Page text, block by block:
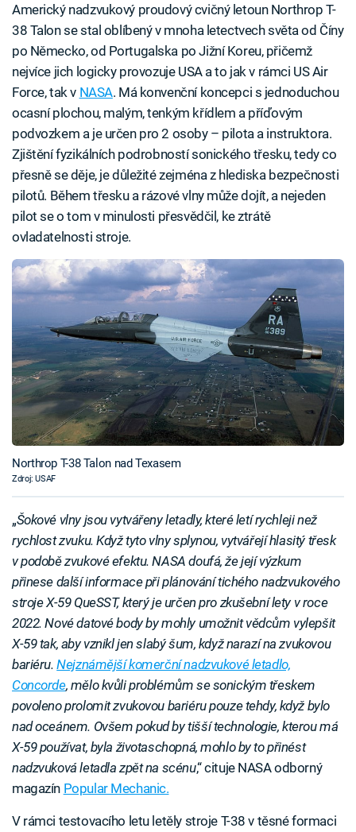
Americký nadzvukový proudový cvičný letoun Northrop T-
38 Talon se stal oblíbený v mnoha letectvech světa od Číny
po Německo, od Portugalska po Jižní Koreu, přičemž
nejvíce jich logicky provozuje USA a to jak v rámci US Air
Force, tak v NASA. Má konvenční koncepci s jednoduchou
ocasní plochou, malým, tenkým křídlem a příďovým
podvozkem a je určen pro 2 osoby – pilota a instruktora.
Zjištění fyzikálních podrobností sonického třesku, tedy co
přesně se děje, je důležité zejména z hlediska bezpečnosti
pilotů. Během třesku a rázové vlny může dojít, a nejeden
pilot se o tom v minulosti přesvědčil, ke ztrátě
ovladatelnosti stroje.
Northrop T-38 Talon nad Texasem
Zdroj: USAF
„Šokové vlny jsou vytvářeny letadly, které letí rychleji než
rychlost zvuku. Když tyto vlny splynou, vytvářejí hlasitý třesk
v podobě zvukové efektu. NASA doufá, že její výzkum
přinese další informace při plánování tichého nadzvukového
stroje X-59 QueSST, který je určen pro zkušební lety v roce
2022. Nové datové body by mohly umožnit vědcům vylepšit
X-59 tak, aby vznikl jen slabý šum, když narazí na zvukovou
bariéru.Nejznámější komerční nadzvukové letadlo,
Concorde, mělo kvůli problémům se sonickým třeskem
povoleno prolomit zvukovou bariéru pouze tehdy, když bylo
nad oceánem. Ovšem pokud by tišší technologie, kterou má
X-59 používat, byla životaschopná, mohlo by to přinést
nadzvuková letadla zpět na scénu,“ cituje NASA odborný
magazín Popular Mechanic.
V rámci testovacího letu letěly stroje T-38 v těsné formaci